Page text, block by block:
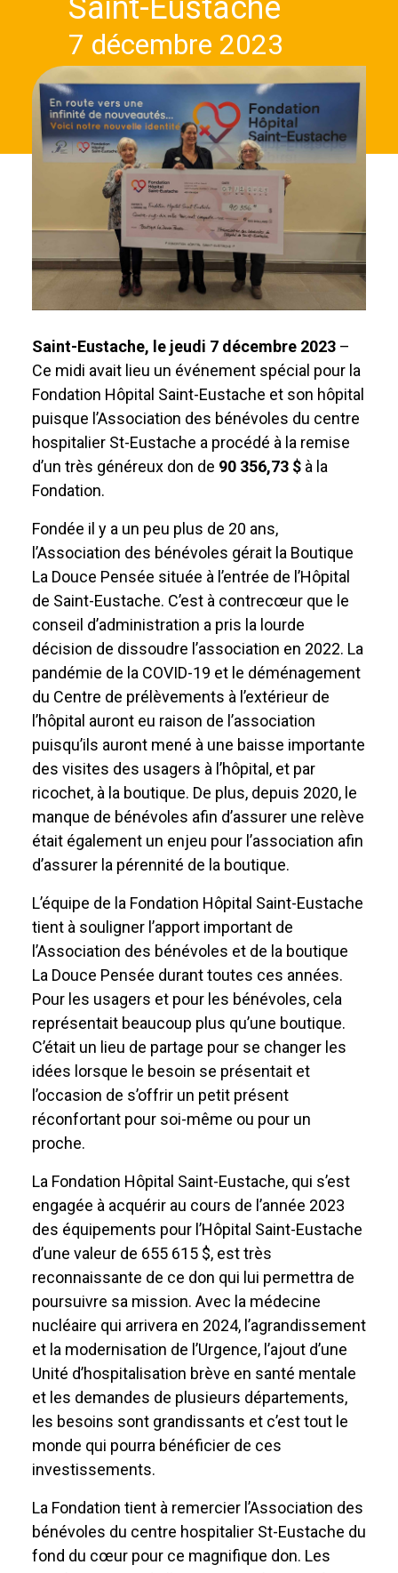
Saint-Eustache
7 décembre 2023
Saint-Eustache, le jeudi 7 décembre 2023 –
Ce midi avait lieu un événement spécial pour la
Fondation Hôpital Saint-Eustache et son hôpital
puisque l’Association des bénévoles du centre
hospitalier St-Eustache a procédé à la remise
d’un très généreux don de 90 356,73 $ à la
Fondation.
Fondée il y a un peu plus de 20 ans,
l’Association des bénévoles gérait la Boutique
La Douce Pensée située à l’entrée de l’Hôpital
de Saint-Eustache. C’est à contrecœur que le
conseil d’administration a pris la lourde
décision de dissoudre l’association en 2022. La
pandémie de la COVID-19 et le déménagement
du Centre de prélèvements à l’extérieur de
l’hôpital auront eu raison de l’association
puisqu’ils auront mené à une baisse importante
des visites des usagers à l’hôpital, et par
ricochet, à la boutique. De plus, depuis 2020, le
manque de bénévoles afin d’assurer une relève
était également un enjeu pour l’association afin
d’assurer la pérennité de la boutique.
L’équipe de la Fondation Hôpital Saint-Eustache
tient à souligner l’apport important de
l’Association des bénévoles et de la boutique
La Douce Pensée durant toutes ces années.
Pour les usagers et pour les bénévoles, cela
représentait beaucoup plus qu’une boutique.
C’était un lieu de partage pour se changer les
idées lorsque le besoin se présentait et
l’occasion de s’offrir un petit présent
réconfortant pour soi-même ou pour un
proche.
La Fondation Hôpital Saint-Eustache, qui s’est
engagée à acquérir au cours de l’année 2023
des équipements pour l’Hôpital Saint-Eustache
d’une valeur de 655 615 $, est très
reconnaissante de ce don qui lui permettra de
poursuivre sa mission. Avec la médecine
nucléaire qui arrivera en 2024, l’agrandissement
et la modernisation de l’Urgence, l’ajout d’une
Unité d’hospitalisation brève en santé mentale
et les demandes de plusieurs départements,
les besoins sont grandissants et c’est tout le
monde qui pourra bénéficier de ces
investissements.
La Fondation tient à remercier l’Association des
bénévoles du centre hospitalier St-Eustache du
fond du cœur pour ce magnifique don. Les